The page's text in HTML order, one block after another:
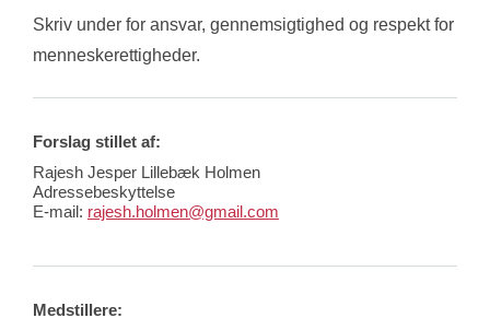
Skriv under for ansvar, gennemsigtighed og respekt for
menneskerettigheder.
Forslag stillet af:
Rajesh Jesper Lillebæk Holmen
Adressebeskyttelse
E-mail: rajesh.holmen@gmail.com
Medstillere: